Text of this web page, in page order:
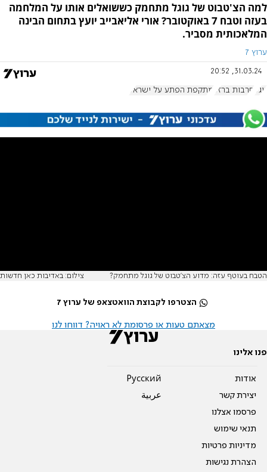
למה הצ'טבוט של גוגל מתחמק כששואלים אותו על המלחמה
בעזה וטבח 7 באוקטובר? אורי אליאבייב יועץ בתחום הבינה
המלאכותית מסביר.
ערוץ 7
31.03.24, 20:52
גוגל חרבות ברזל מתקפת הפתע על ישראל
הטבח בעוטף עזה: מדוע הצ'טבוט של גוגל מתחמק? צילום: באדיבות כאן חדשות
הצטרפו לקבוצת הוואטצאפ של ערוץ 7
מצאתם טעות או פרסומת לא ראויה? דווחו לנו
פנו אלינו
אודות
יצירת קשר
פרסמו אצלנו
תנאי שימוש
מדיניות פרטיות
הצהרת נגישות
Pусский
عربية